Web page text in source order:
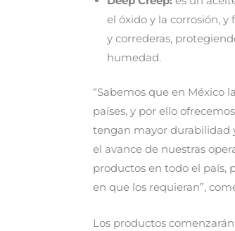
el óxido y la corrosión,
y correderas,
humedad.
“Sabemos que en México
países, y por ello
tengan mayor durabilidad
el avance de nuestras
productos en todo el país,
en que los requieran”,
Los productos